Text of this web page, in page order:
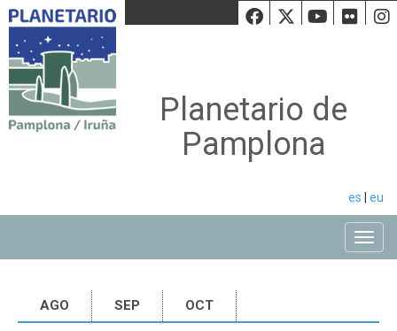
Facebook
Twiiter
Planetario de
Pamplona
es eu
AGO SEP OCT